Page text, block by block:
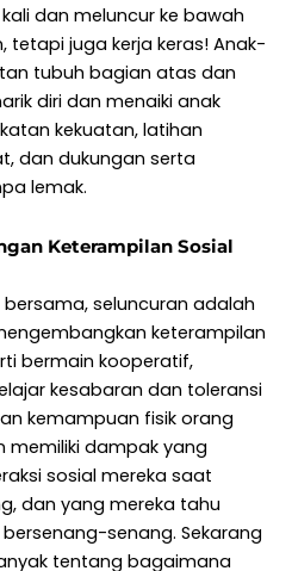
dan meluncur ke bawah
tetapi juga kerja keras! Anak-
tubuh bagian atas dan
diri dan menaiki anak
kekuatan, latihan
dan dukungan serta
lemak.
Keterampilan Sosial
seluncuran adalah
keterampilan
bermain kooperatif,
kesabaran dan toleransi
kemampuan fisik orang
memiliki dampak yang
sosial mereka saat
dan yang mereka tahu
senang. Sekarang
tentang bagaimana